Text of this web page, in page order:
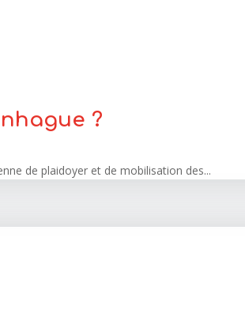
?
de plaidoyer et de mobilisation des...